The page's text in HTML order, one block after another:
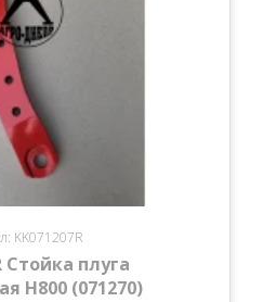
KK071207R
Стойка плуга
Н800 (071270)